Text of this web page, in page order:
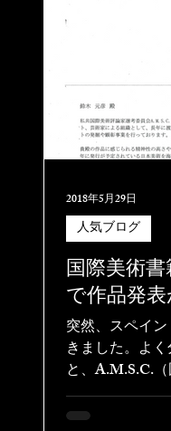
国際美術書
で作品発
突然、スペイン
きました。よ
と、A.M.S.C.
スペイン本部5
術書『アートメ
人気ブログ
2018年5月29日